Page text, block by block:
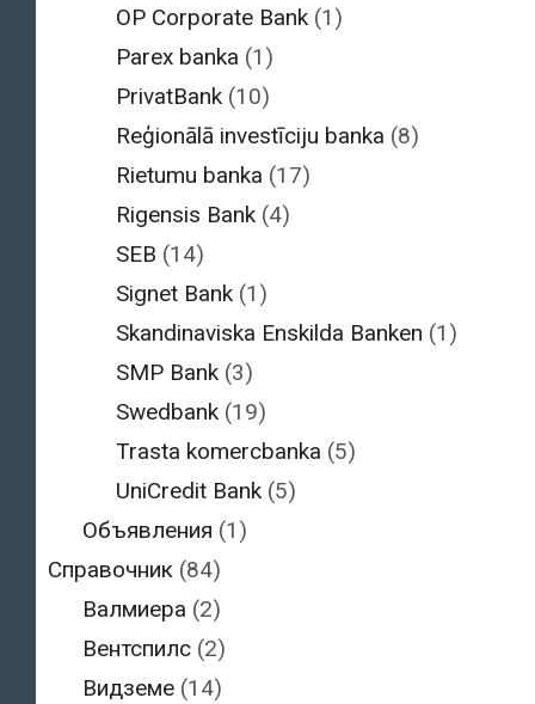
OP Corporate Bank (1)
Parex banka (1)
PrivatBank (10)
Reģionālā investīciju banka (8)
Rietumu banka (17)
Rigensis Bank (4)
SEB (14)
Signet Bank (1)
Skandinaviska Enskilda Banken (1)
SMP Bank (3)
Swedbank (19)
Trasta komercbanka (5)
UniCredit Bank (5)
Объявления (1)
Справочник (84)
Валмиера (2)
Вентспилс(2)
Видземе(14)